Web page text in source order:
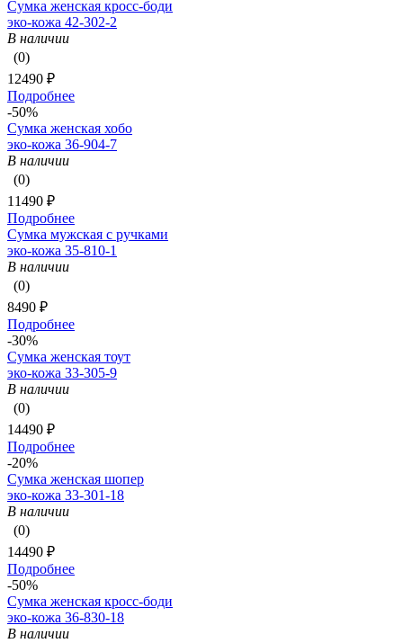
Сумка женская кросс-боди
эко-кожа 42-302-2
В наличии
(0)
12490 ₽
Подробнее
-50%
Сумка женская хобо
эко-кожа 36-904-7
В наличии
(0)
11490 ₽
Подробнее
Сумка мужская с ручками
эко-кожа 35-810-1
В наличии
(0)
8490 ₽
Подробнее
-30%
Сумка женская тоут
эко-кожа 33-305-9
В наличии
(0)
14490 ₽
Подробнее
-20%
Сумка женская шопер
эко-кожа 33-301-18
В наличии
(0)
14490 ₽
Подробнее
-50%
Сумка женская кросс-боди
эко-кожа 36-830-18
В наличии